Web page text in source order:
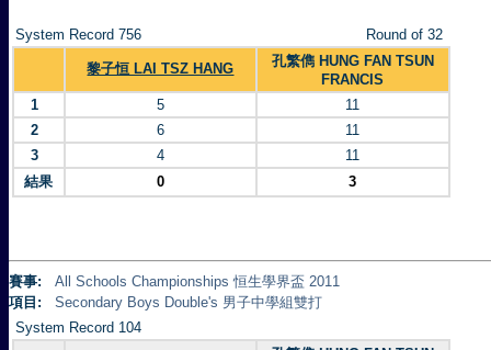
System Record 756 Round of 32
黎子恒 LAI TSZ HANG
孔繁儁 HUNG FAN TSUN
FRANCIS
1
5
11
2
6
11
3
4
11
結果
0 3
賽事:
All Schools Championships 恒生學界盃 2011
項目:
Secondary Boys Double's 男子中學組雙打
System Record 104